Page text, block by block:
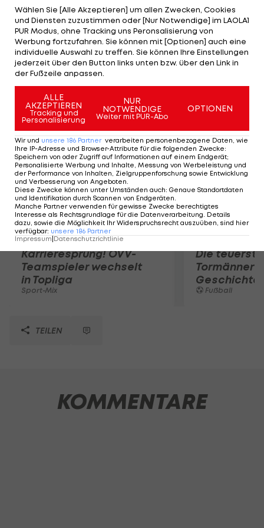
Duell zweier ungesetzter Paarungen in fünf
Sätzen 5:7,6:4,6:4,3:6 und 4:6. Schon in der ersten
Runde musste das Duo über fünf Sätze, damals
noch erfolgreich. Damit bleibt der Einzug in das
Doppel-Halbfinale der Australian Open 2009 der
größte Grand-Slam-Erfolg Marachs.
Mehr zum Thema
Karrieresprung! ÖVV-
Teamspieler wechselt
in Topliga
Sport-Mix
Die
Tormänner
Geschichte
Fußball
TEILEN
KOMMENTARE
Wählen Sie [Alle Akzeptieren] um allen Zwecken, Cookies
und Diensten zuzustimmen oder [Nur Notwendige] im LAOLA1
PUR Modus, ohne Tracking uns Peronsalisierung von
Werbung fortzufahren. Sie können mit [Optionen] auch eine
individuelle Auswahl zu treffen. Sie können Ihre Einstellungen
jederzeit über den Button links unten bzw. über den Link in
der Fußzeile anpassen.
ALLE
AKZEPTIEREN
Tracking und
Personalisierung
NUR
NOTWENDIGE
Weiter mit PUR-Abo
OPTIONEN
Wir und unsere 186 Partner verarbeiten personenbezogene Daten, wie
Ihre IP-Adresse und Browser-Attribute für die folgenden Zwecke:
Speichern von oder Zugriff auf Informationen auf einem Endgerät;
Personalisierte Werbung und Inhalte, Messung von Werbeleistung und
der Performance von Inhalten, Zielgruppenforschung sowie Entwicklung
und Verbesserung von Angeboten.
Diese Zwecke können unter Umständen auch: Genaue Standortdaten
und Identifikation durch Scannen von Endgeräten.
Manche Partner verwenden für gewisse Zwecke berechtigtes
Interesse als Rechtsgrundlage für die Datenverarbeitung. Details
dazu, sowie die Möglichkeit Ihr Widerspruchsrecht auszuüben, sind hier
verfügbar: unsere 186 Partner
Impressum Datenschutzrichtlinie